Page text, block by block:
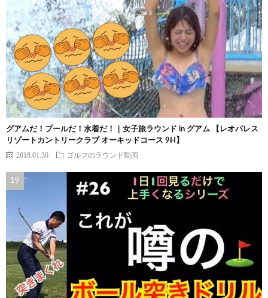
グアムだ！プールだ！水着だ！｜女子旅ラウンド in グアム 【レオパレス
リゾートカントリークラブ オーキッドコース 9H】
2018.01.30 ゴルフのラウンド動画